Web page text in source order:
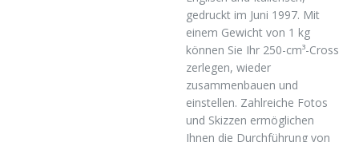
gedruckt im Juni 1997. Mit
einem Gewicht von 1 kg
können Sie Ihr 250-cm³-Cross
zerlegen, wieder
zusammenbauen und
einstellen. Zahlreiche Fotos
und Skizzen ermöglichen
Ihnen die Durchführung von